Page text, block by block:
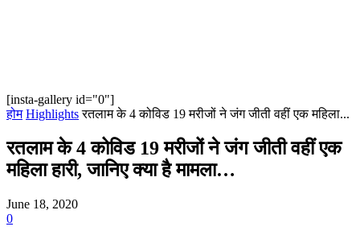
[insta-gallery id="0"]
होम Highlights रतलाम के 4 कोविड 19 मरीजों ने जंग जीती वहीं एक महिला...
रतलाम के 4 कोविड 19 मरीजों ने जंग जीती वहीं एक
महिला हारी, जानिए क्या है मामला…
June 18, 2020
0